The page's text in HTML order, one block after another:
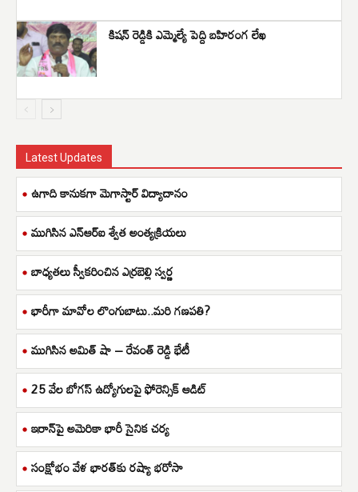
కిషన్ రెడ్డికి ఎమ్మెల్యే పెద్ది బహిరంగ లేఖ
Latest Updates
ఉగాది కానుకగా మెగాస్టార్ విద్యాదానం
ముగిసిన ఎన్ఆర్ఐ శ్వేత అంత్యక్రియలు
బాధ్యతలు స్వీకరించిన ఎర్రబెల్లి స్వర్ణ
భారీగా మావోల లొంగుబాటు..మరి గణపతి?
ముగిసిన అమిత్ షా – రేవంత్ రెడ్డి భేటీ
25 వేల బోగస్ ఉద్యోగులపై ఫోరెన్సిక్ ఆడిట్
ఇరాన్‌పై అమెరికా భారీ సైనిక చర్య
సంక్షోభం వేళ భారత్‌కు రష్యా భరోసా